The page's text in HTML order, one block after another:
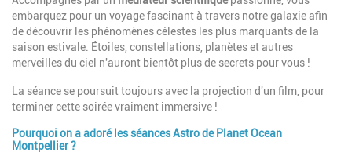
embarquez pour un voyage fascinant à travers notre galaxie afin
de découvrir les phénomènes célestes les plus marquants de la
saison estivale. Étoiles, constellations, planètes et autres
merveilles du ciel n'auront bientôt plus de secrets pour vous !
La séance se poursuit toujours avec la projection d'un film, pour
terminer cette soirée vraiment immersive !
Pourquoi on a adoré les séances Astro de Planet Ocean
Montpellier ?